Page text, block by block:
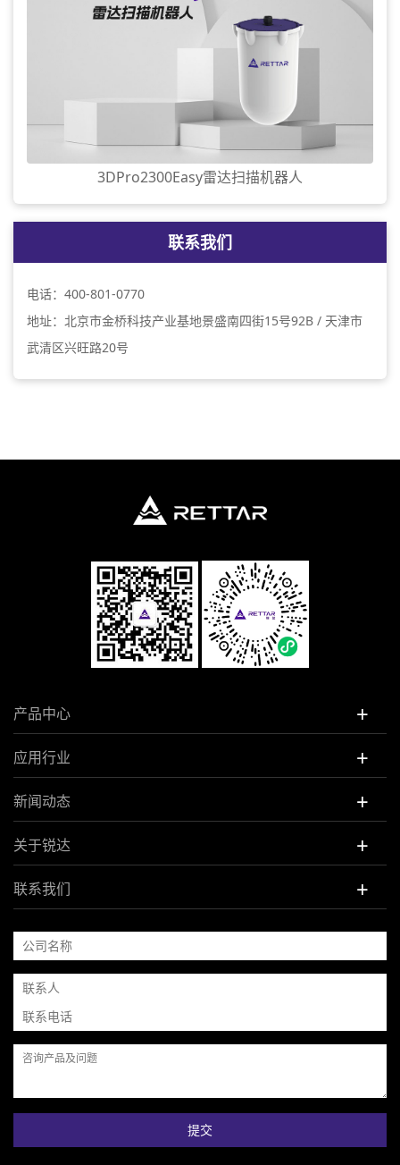
3DPro2300Easy雷达扫描机器人
联系我们
电话：400-801-0770
地址：北京市金桥科技产业基地景盛南四街15号92B / 天津市
武清区兴旺路20号
产品中心 +
应用行业 +
新闻动态 +
关于锐达 +
联系我们 +
提交